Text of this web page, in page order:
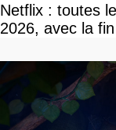
Netflix : toutes
2026, avec la